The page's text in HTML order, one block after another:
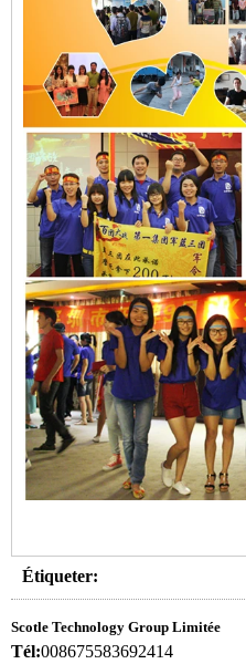
Étiqueter:
Scotle Technology Group Limitée
Tél:008675583692414